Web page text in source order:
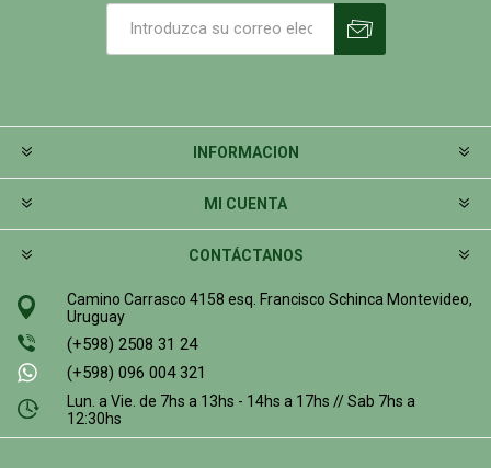
INFORMACION
MI CUENTA
CONTÁCTANOS
Camino Carrasco 4158 esq. Francisco Schinca Montevideo,
Uruguay
(+598) 2508 31 24
(+598) 096 004 321
Lun. a Vie. de 7hs a 13hs - 14hs a 17hs // Sab 7hs a
12:30hs